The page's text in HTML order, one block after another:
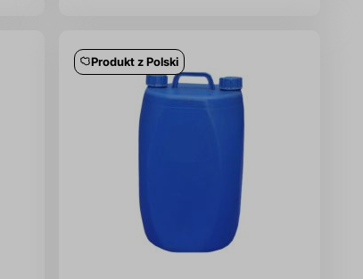
Produkt z Polski